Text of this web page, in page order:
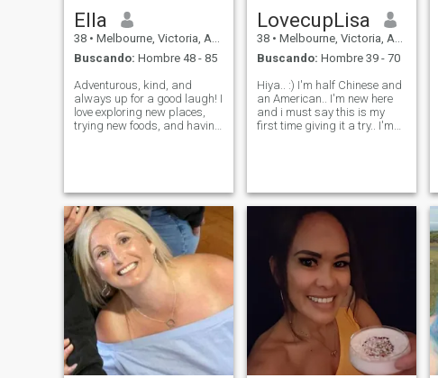
Ella
38 • Melbourne, Victoria, Australia
Buscando: Hombre 48 - 85
Adventurous, kind, and
always up for a good laugh! I
love exploring new places,
trying new foods, and having
memories. Looking for
someone who’s f
LovecupLisa
38 • Melbourne, Victoria, Australia
Buscando: Hombre 39 - 70
Hiya.. :) I'm half Chinese and
an American.. I'm new here
and i must say this is my
first time giving it a try.. I'm
Walking barefooted on the b